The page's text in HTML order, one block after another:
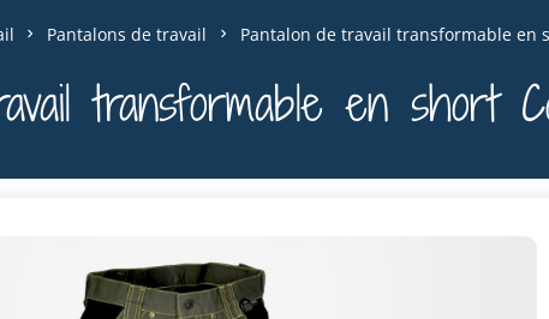
Pantalons de travail Pantalon de travail transformable en
transformable en short